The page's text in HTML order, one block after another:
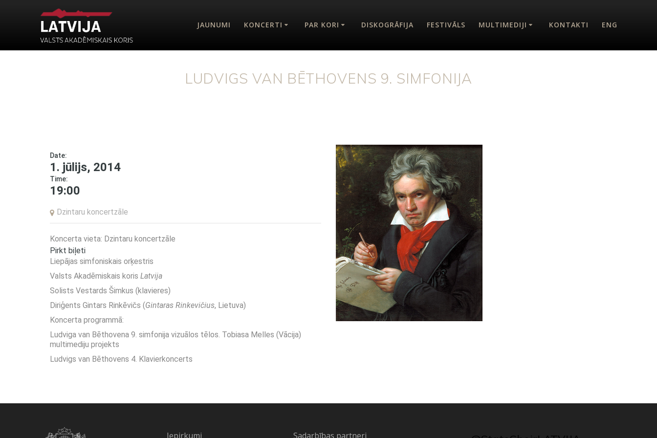
JAUNUMI KONCERTI PAR KORI DISKOGRĀFIJA FESTIVĀLS MULTIMEDIJI KONTAKTI ENG
LUDVIGS VAN BĒTHOVENS 9. SIMFONIJA
Date:
1. jūlijs, 2014
Time:
19:00
Dzintaru koncertzāle
Koncerta vieta: Dzintaru koncertzāle
Pirkt biļeti
Liepājas simfoniskais orķestris
Valsts Akadēmiskais koris Latvija
Solists Vestards Šimkus (klavieres)
Diriģents Gintars Rinkēvičs (Gintaras Rinkevičius, Lietuva)
Koncerta programmā:
Ludviga van Bēthovena 9. simfonija vizuālos tēlos. Tobiasa Melles (Vācija)
multimediju projekts
Ludvigs van Bēthovens 4. Klavierkoncerts
Iepirkumi Sadarbības partneri